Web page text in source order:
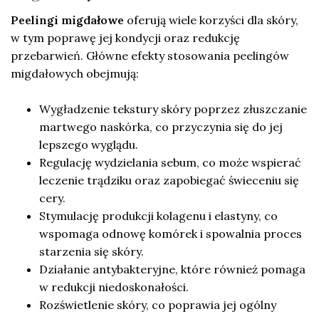
Peelingi migdałowe oferują wiele korzyści dla skóry,
w tym poprawę jej kondycji oraz redukcję
przebarwień. Główne efekty stosowania peelingów
migdałowych obejmują:
Wygładzenie tekstury skóry poprzez złuszczanie
martwego naskórka, co przyczynia się do jej
lepszego wyglądu.
Regulację wydzielania sebum, co może wspierać
leczenie trądziku oraz zapobiegać świeceniu się
cery.
Stymulację produkcji kolagenu i elastyny, co
wspomaga odnowę komórek i spowalnia proces
starzenia się skóry.
Działanie antybakteryjne, które również pomaga
w redukcji niedoskonałości.
Rozświetlenie skóry, co poprawia jej ogólny